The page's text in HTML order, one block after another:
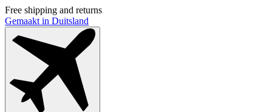
Free shipping and returns
Gemaakt in Duitsland